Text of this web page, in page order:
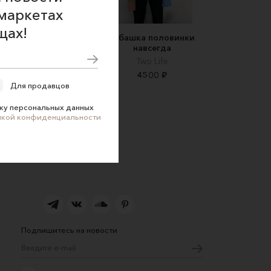
рубашка из
Рубашка половинки
навсегда
Two Life
4500 ₽
Подпишитесь на новости
Для продавцов
персональных данных
конфиденциальности